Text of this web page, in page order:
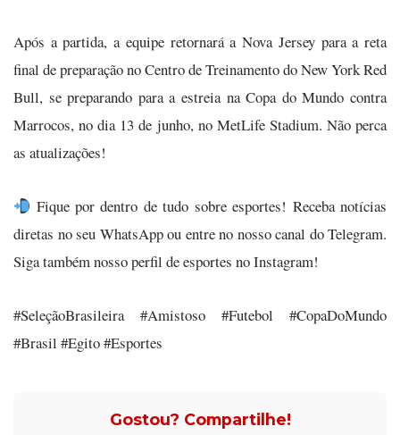
Após a partida, a equipe retornará a Nova Jersey para a reta
final de preparação no Centro de Treinamento do New York Red
Bull, se preparando para a estreia na Copa do Mundo contra
Marrocos, no dia 13 de junho, no MetLife Stadium. Não perca
as atualizações!
Fique por dentro de tudo sobre esportes! Receba notícias
diretas no seu WhatsApp ou entre no nosso canal do Telegram.
Siga também nosso perfil de esportes no Instagram!
#SeleçãoBrasileira #Amistoso #Futebol #CopaDoMundo
#Brasil #Egito #Esportes
Gostou? Compartilhe!